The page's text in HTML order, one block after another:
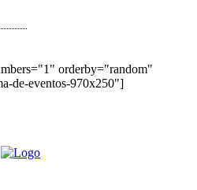
orderby="random"
de-eventos-970x250"]